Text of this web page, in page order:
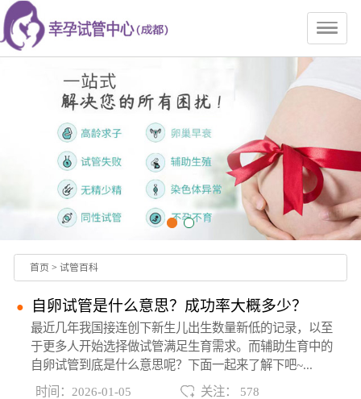
首页 > 试管百科
自卵试管是什么意思？成功率大概多少？
最近几年我国接连创下新生儿出生数量新低的记录，以至
于更多人开始选择做试管满足生育需求。而辅助生育中的
自卵试管到底是什么意思呢？下面一起来了解下吧~...
时间：2026-01-05
关注： 578